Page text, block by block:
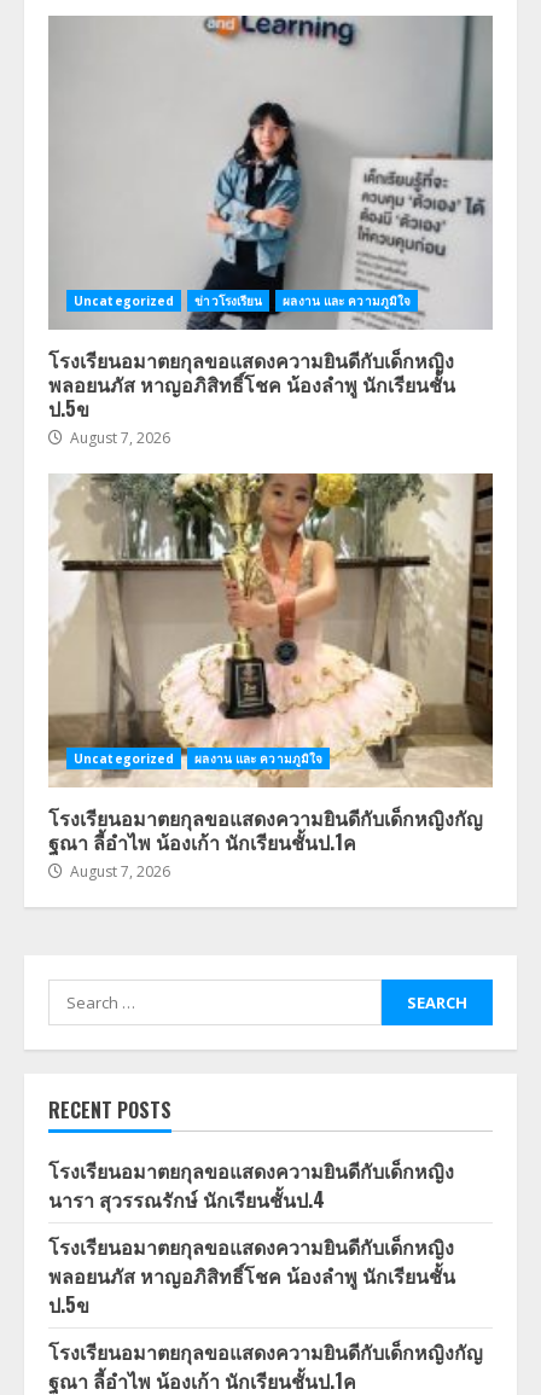
Uncategorized ข่าวโรงเรียน ผลงาน และ ความภูมิใจ
โรงเรียนอมาตยกุลขอแสดงความยินดีกับเด็กหญิง
พลอยนภัส หาญอภิสิทธิ์โชค น้องลำพู นักเรียนชั้น
ป.5ข
August 7, 2026
Uncategorized ผลงาน และ ความภูมิใจ
โรงเรียนอมาตยกุลขอแสดงความยินดีกับเด็กหญิงกัญ
ฐณา ลี้อำไพ น้องเก้า นักเรียนชั้นป.1ค
August 7, 2026
Search
for:
RECENT POSTS
โรงเรียนอมาตยกุลขอแสดงความยินดีกับเด็กหญิง
นารา สุวรรณรักษ์ นักเรียนชั้นป.4
โรงเรียนอมาตยกุลขอแสดงความยินดีกับเด็กหญิง
พลอยนภัส หาญอภิสิทธิ์โชค น้องลำพู นักเรียนชั้น
ป.5ข
โรงเรียนอมาตยกุลขอแสดงความยินดีกับเด็กหญิงกัญ
ฐณา ลี้อำไพ น้องเก้า นักเรียนชั้นป.1ค